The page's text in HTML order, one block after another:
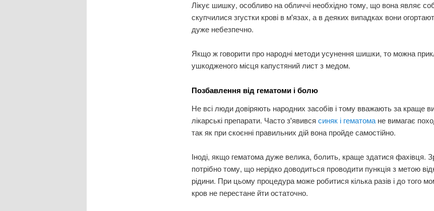
Лікує шишку, особливо на обличчі необхідно тому, що вона являє
скупчилися згустки крові в м'язах, а в деяких випадках вони
дуже небезпечно.
Якщо ж говорити про народні методи усунення шишки, то можна
ушкодженого місця капустяний лист з медом.
Позбавлення від гематоми і болю
Не всі люди довіряють народних засобів і тому вважають за краще
лікарські препарати. Часто з'явився синяк і гематома не вимагає
так як при скоєнні правильних дій вона пройде самостійно.
Іноді, якщо гематома дуже велика, болить, краще здатися фахівця.
потрібно тому, що нерідко доводиться проводити пункція з метою
рідини. При цьому процедура може робитися кілька разів і до того
кров не перестане йти остаточно.